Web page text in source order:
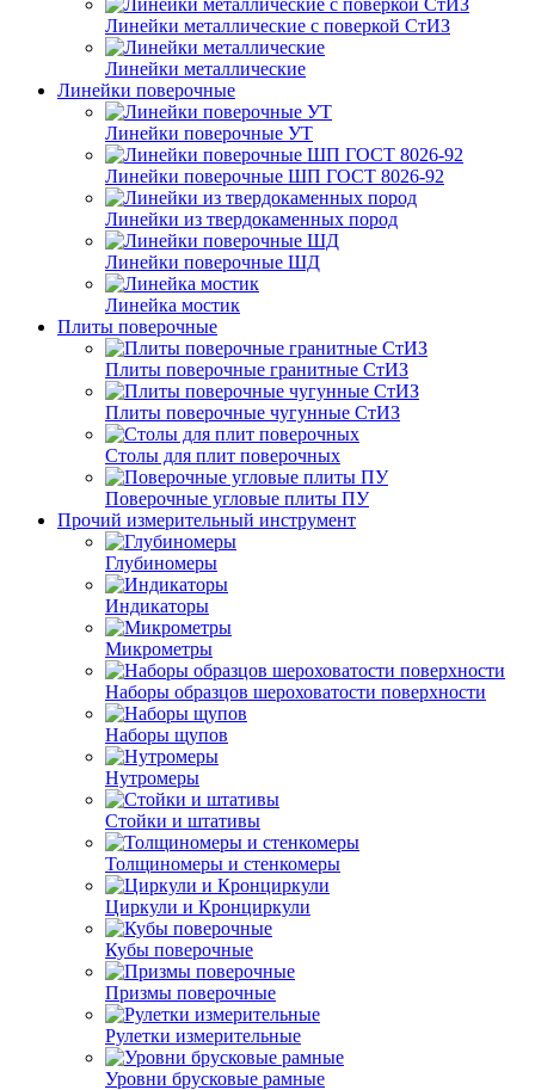
Линейки металлические с поверкой СтИЗ
Линейки металлические
Линейки поверочные
Линейки поверочные УТ
Линейки поверочные ШП ГОСТ 8026-92
Линейки из твердокаменных пород
Линейки поверочные ШД
Линейка мостик
Плиты поверочные
Плиты поверочные гранитные СтИЗ
Плиты поверочные чугунные СтИЗ
Столы для плит поверочных
Поверочные угловые плиты ПУ
Прочий измерительный инструмент
Глубиномеры
Индикаторы
Микрометры
Наборы образцов шероховатости поверхности
Наборы щупов
Нутромеры
Стойки и штативы
Толщиномеры и стенкомеры
Циркули и Кронциркули
Кубы поверочные
Призмы поверочные
Рулетки измерительные
Уровни брусковые рамные